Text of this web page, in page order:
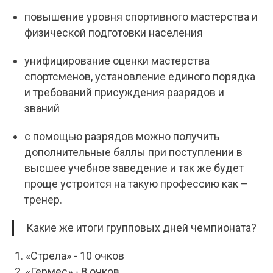
повышение уровня спортивного мастерства и
физической подготовки населения
унифицирование оценки мастерства
спортсменов, установление единого порядка
и требований присуждения разрядов и
званий
с помощью разрядов можно получить
дополнительные баллы при поступлении в
высшее учебное заведение и так же будет
проще устроится на такую профессию как –
тренер.
Какие же итоги групповых дней чемпионата?
«Стрела» - 10 очков